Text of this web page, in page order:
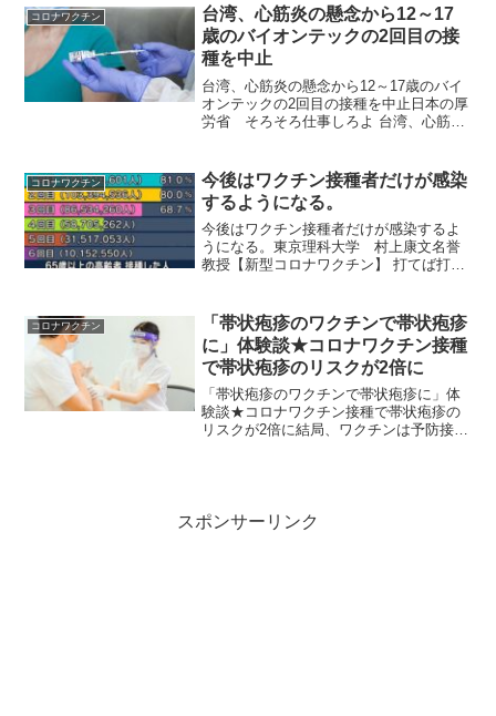
しまいますのでスパ...
コロナワクチン
台湾、心筋炎の懸念から12～17
歳のバイオンテックの2回目の接
種を中止
台湾、心筋炎の懸念から12～17歳のバイ
オンテックの2回目の接種を中止日本の厚
労省 そろそろ仕事しろよ 台湾、心筋炎
COVIDワクチンの承認は2回目の接種問題
が...
コロナワクチン
今後はワクチン接種者だけが感染
するようになる。
今後はワクチン接種者だけが感染するよ
うになる。東京理科大学 村上康文名誉
教授【新型コロナワクチン】 打てば打つ
というものでしたが、実際のところ、皆
さんの周りではどうで...
コロナワクチン
「帯状疱疹のワクチンで帯状疱疹
に」体験談★コロナワクチン接種
で帯状疱疹のリスクが2倍に
「帯状疱疹のワクチンで帯状疱疹に」体
験談★コロナワクチン接種で帯状疱疹の
リスクが2倍に結局、ワクチンは予防接種
スポンサーリンク